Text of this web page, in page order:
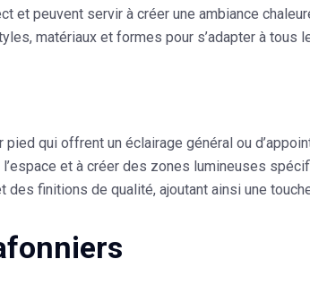
et peuvent servir à créer une ambiance
matériaux et formes pour s’adapter à tous
qui offrent un éclairage général ou
et à créer des zones lumineuses
finitions de qualité, ajoutant ainsi une